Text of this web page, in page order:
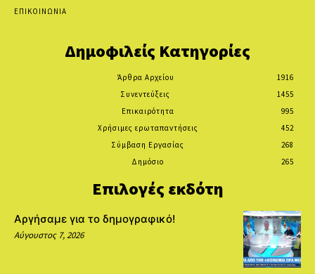
ΕΠΙΚΟΙΝΩΝΙΑ
Δημοφιλείς Κατηγορίες
Άρθρα Αρχείου
1916
Συνεντεύξεις
1455
Επικαιρότητα
995
Χρήσιμες ερωταπαντήσεις
452
Σύμβαση Εργασίας
268
Δημόσιο
265
Επιλογές εκδότη
Αργήσαμε για το δημογραφικό!
Αύγουστος 7, 2026